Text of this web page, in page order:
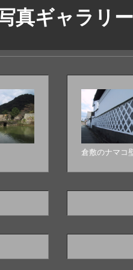
真ギャラリー
倉敷のナマコ